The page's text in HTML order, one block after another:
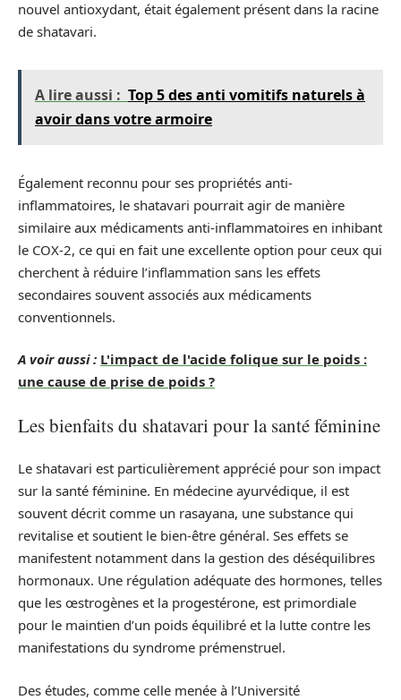
nouvel antioxydant, était également présent dans la racine
de shatavari.
A lire aussi : Top 5 des anti vomitifs naturels à
avoir dans votre armoire
Également reconnu pour ses propriétés anti-
inflammatoires, le shatavari pourrait agir de manière
similaire aux médicaments anti-inflammatoires en inhibant
le COX-2, ce qui en fait une excellente option pour ceux qui
cherchent à réduire l’inflammation sans les effets
secondaires souvent associés aux médicaments
conventionnels.
A voir aussi : L'impact de l'acide folique sur le poids :
une cause de prise de poids ?
Les bienfaits du shatavari pour la santé féminine
Le shatavari est particulièrement apprécié pour son impact
sur la santé féminine. En médecine ayurvédique, il est
souvent décrit comme un rasayana, une substance qui
revitalise et soutient le bien-être général. Ses effets se
manifestent notamment dans la gestion des déséquilibres
hormonaux. Une régulation adéquate des hormones, telles
que les œstrogènes et la progestérone, est primordiale
pour le maintien d’un poids équilibré et la lutte contre les
manifestations du syndrome prémenstruel.
Des études, comme celle menée à l’Université